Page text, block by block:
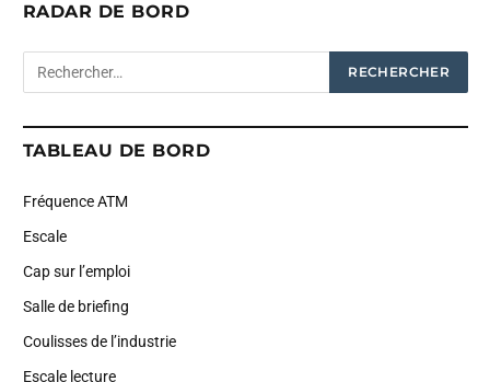
RADAR DE BORD
TABLEAU DE BORD
Fréquence ATM
Escale
Cap sur l’emploi
Salle de briefing
Coulisses de l’industrie
Escale lecture